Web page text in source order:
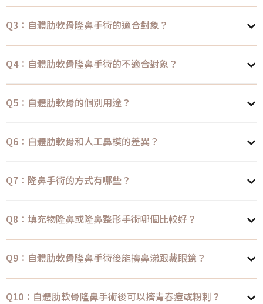
Q3：自體肋軟骨隆鼻手術的適合對象？
Q4：自體肋軟骨隆鼻手術的不適合對象？
Q5：自體肋軟骨的個別用途？
Q6：自體肋軟骨和人工鼻模的差異？
Q7：隆鼻手術的方式有哪些？
Q8：填充物隆鼻或隆鼻整形手術哪個比較好？
Q9：自體肋軟骨隆鼻手術後能擤鼻涕跟戴眼鏡？
Q10：自體肋軟骨隆鼻手術後可以擠青春痘或粉剌？